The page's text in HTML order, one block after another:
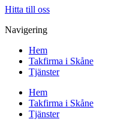
Hitta till oss
Navigering
Hem
Takfirma i Skåne
Tjänster
Hem
Takfirma i Skåne
Tjänster